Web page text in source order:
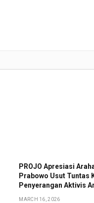
PROJO Apresiasi
Prabowo Usut Tuntas
Penyerangan Aktivis
MARCH 16, 2026